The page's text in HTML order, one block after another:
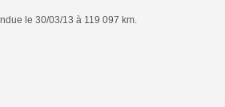
le 30/03/13 à 119 097 km.